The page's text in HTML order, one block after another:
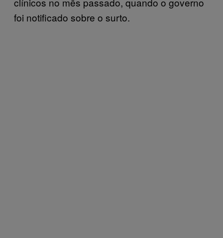
foi notificado sobre o surto.